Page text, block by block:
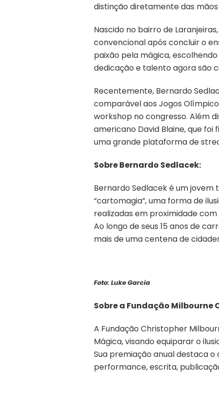
distinção diretamente das
Nascido no bairro de
convencional após concluir o
paixão pela mágica,
dedicação e talento agora são
Recentemente, Bernardo
comparável aos Jogos
workshop no congresso. Além
americano David Blaine, que
uma grande plataforma de
Sobre Bernardo Sedlacek:
Bernardo Sedlacek é um
“cartomagia”, uma forma de
realizadas em proximidade
Ao longo de seus 15 anos de
mais de uma centena de
Foto: Luke Garcia
Sobre a Fundação Milbourne
A Fundação Christopher
Mágica, visando equiparar o
Sua premiação anual destaca
performance, escrita,